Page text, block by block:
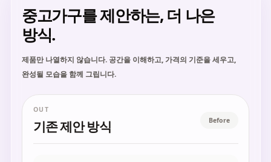
중고가구를 제안하는, 더 나은
방식.
제품만 나열하지 않습니다. 공간을 이해하고, 가격의 기준을 세우고,
완성될 모습을 함께 그립니다.
OUT
기존 제안 방식 Before